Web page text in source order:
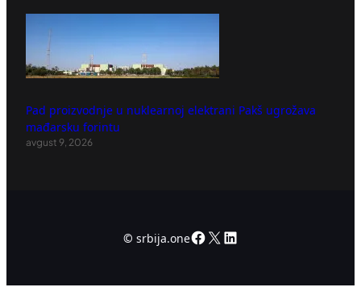
Pad proizvodnje u nuklearnoj elektrani Pakš ugrožava
mađarsku forintu
avgust 9, 2026
© srbija.oneFacebook
X LinkedIn